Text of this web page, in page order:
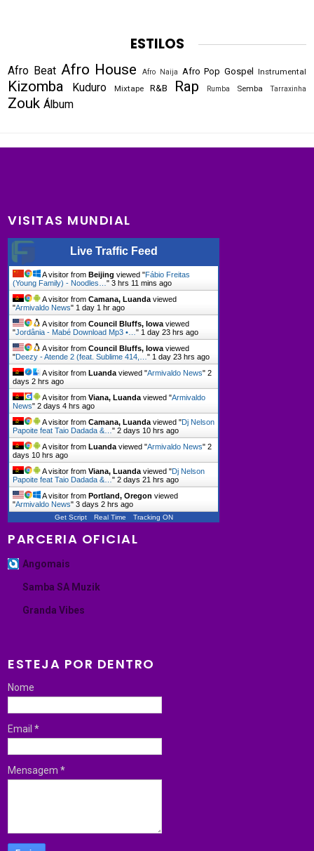
ESTILOS
Afro Beat Afro House Afro Naija Afro Pop Gospel Instrumental
Kizomba Kuduro Mixtape R&B Rap Rumba Semba Tarraxinha
Zouk Álbum
VISITAS MUNDIAL
Live Traffic Feed
A visitor fromBeijing viewed "Fábio Freitas
(Young Family) - Noodles…"3 hrs 11 mins ago
A visitor fromCamana, Luanda viewed
"Armivaldo News" 1 day 1 hr ago
A visitor fromCouncil Bluffs, Iowa viewed
"Jordânia - Mabé Download Mp3 •…" 1 day 23 hrs ago
A visitor fromCouncil Bluffs, Iowa viewed
"Deezy - Atende 2 (feat. Sublime 414,…" 1 day 23 hrs ago
A visitor fromLuanda viewed "Armivaldo News"2
days 2 hrs ago
A visitor fromViana, Luanda viewed "Armivaldo
News"2 days 4 hrs ago
A visitor fromCamana, Luanda viewed "Dj Nelson
Papoite feat Taio Dadada &…"2 days 10 hrs ago
A visitor fromLuanda viewed "Armivaldo News"2
days 10 hrs ago
A visitor fromViana, Luanda viewed "Dj Nelson
Papoite feat Taio Dadada &…"2 days 21 hrs ago
A visitor fromPortland, Oregon viewed
"Armivaldo News"3 days 2 hrs ago
Get Script Real Time Tracking ON
PARCERIA OFICIAL
Angomais
Samba SA Muzik
Granda Vibes
ESTEJA POR DENTRO
Nome
Email*
Mensagem*